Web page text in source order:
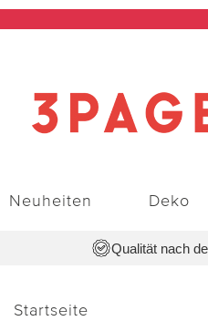
Neuheiten Deko
Qualität nach
Startseite